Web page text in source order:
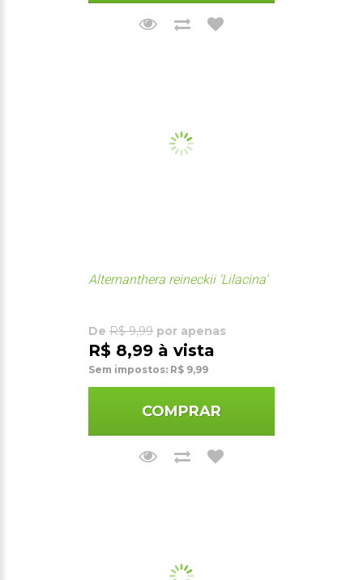
Alternanthera reineckii 'Lilacina'
De R$ 9,99 por apenas
R$ 8,99 à vista
Sem impostos: R$ 9,99
COMPRAR